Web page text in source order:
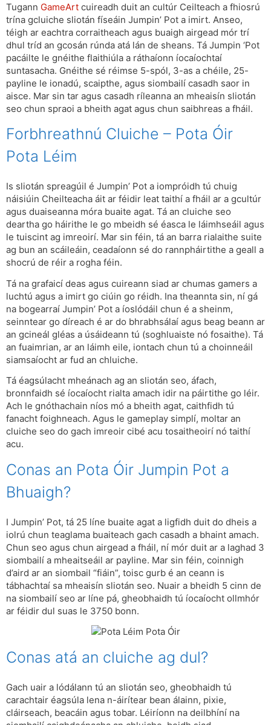
Tugann GameArt cuireadh duit an cultúr Ceilteach a fhiosrú
trína gcluiche sliotán físeáin Jumpin’ Pot a imirt. Anseo,
téigh ar eachtra corraitheach agus buaigh airgead mór trí
dhul tríd an gcosán rúnda atá lán de sheans. Tá Jumpin ‘Pot
pacáilte le gnéithe flaithiúla a ráthaíonn íocaíochtaí
suntasacha. Gnéithe sé réimse 5-spól, 3-as a chéile, 25-
payline le ionadú, scaipthe, agus siombailí casadh saor in
aisce. Mar sin tar agus casadh ríleanna an mheaisín sliotán
seo chun spraoi a bheith agat agus chun saibhreas a fháil.
Forbhreathnú Cluiche – Pota Óir
Pota Léim
Is sliotán spreagúil é Jumpin’ Pot a iompróidh tú chuig
náisiúin Cheilteacha áit ar féidir leat taithí a fháil ar a gcultúr
agus duaiseanna móra buaite agat. Tá an cluiche seo
deartha go háirithe le go mbeidh sé éasca le láimhseáil agus
le tuiscint ag imreoirí. Mar sin féin, tá an barra rialaithe suite
ag bun an scáileáin, ceadaíonn sé do rannpháirtithe a geall a
shocrú de réir a rogha féin.
Tá na grafaicí deas agus cuireann siad ar chumas gamers a
luchtú agus a imirt go ciúin go réidh. Ina theannta sin, ní gá
na bogearraí Jumpin’ Pot a íoslódáil chun é a sheinm,
seinntear go díreach é ar do bhrabhsálaí agus beag beann ar
an gcineál gléas a úsáideann tú (soghluaiste nó fosaithe). Tá
an fuaimrian, ar an láimh eile, iontach chun tú a choinneáil
siamsaíocht ar fud an chluiche.
Tá éagsúlacht mheánach ag an sliotán seo, áfach,
bronnfaidh sé íocaíocht rialta amach idir na páirtithe go léir.
Ach le gnóthachain níos mó a bheith agat, caithfidh tú
fanacht foighneach. Agus le gameplay simplí, moltar an
cluiche seo do gach imreoir cibé acu tosaitheoirí nó taithí
acu.
Conas an Pota Óir Jumpin Pot a
Bhuaigh?
I Jumpin’ Pot, tá 25 líne buaite agat a ligfidh duit do dheis a
iolrú chun teaglama buaiteach gach casadh a bhaint amach.
Chun seo agus chun airgead a fháil, ní mór duit ar a laghad 3
siombailí a mheaitseáil ar payline. Mar sin féin, coinnigh
d’aird ar an siombail “fiáin”, toisc gurb é an ceann is
tábhachtaí sa mheaisín sliotán seo. Nuair a bheidh 5 cinn de
na siombailí seo ar líne pá, gheobhaidh tú íocaíocht ollmhór
ar féidir dul suas le 3750 bonn.
Conas atá an cluiche ag dul?
Gach uair a lódálann tú an sliotán seo, gheobhaidh tú
carachtair éagsúla lena n-áirítear bean álainn, pixie,
cláirseach, beacáin agus tobar. Léiríonn na deilbhíní na